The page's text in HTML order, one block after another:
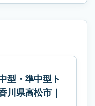
型・準中型ト
川県高松市｜